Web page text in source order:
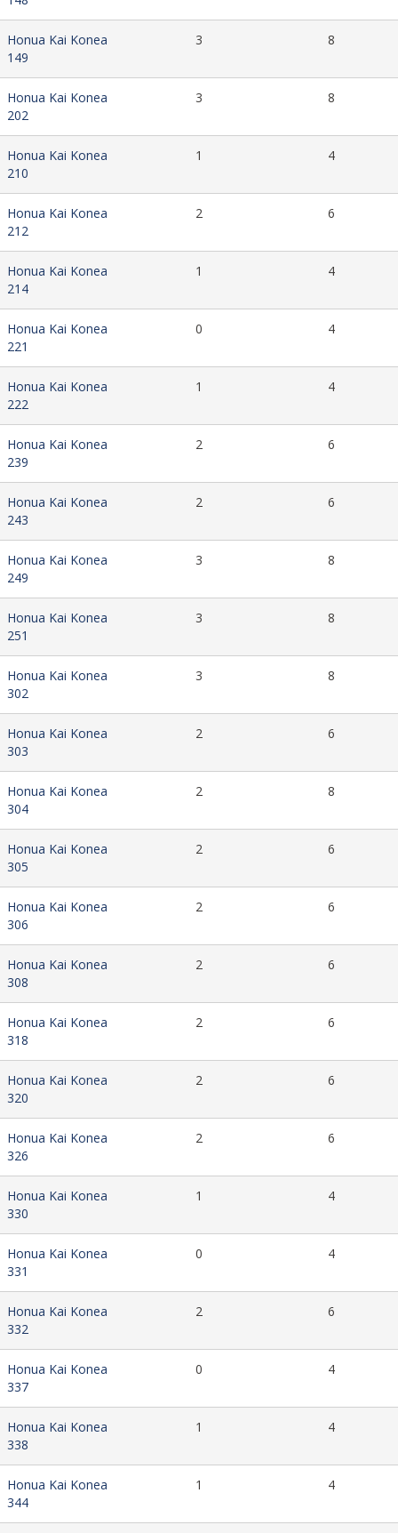
Honua Kai Konea
149
3 8
Honua Kai Konea
202
3 8
Honua Kai Konea
210
1 4
Honua Kai Konea
212
2 6
Honua Kai Konea
214
1 4
Honua Kai Konea
221
0 4
Honua Kai Konea
222
1 4
Honua Kai Konea
239
2 6
Honua Kai Konea
243
2 6
Honua Kai Konea
249
3 8
Honua Kai Konea
251
3 8
Honua Kai Konea
302
3 8
Honua Kai Konea
303
2 6
Honua Kai Konea
304
2 8
Honua Kai Konea
305
2 6
Honua Kai Konea
306
2 6
Honua Kai Konea
308
2 6
Honua Kai Konea
318
2 6
Honua Kai Konea
320
2 6
Honua Kai Konea
326
2 6
Honua Kai Konea
330
1 4
Honua Kai Konea
331
0 4
Honua Kai Konea
332
2 6
Honua Kai Konea
337
0 4
Honua Kai Konea
338
1 4
Honua Kai Konea
344
1 4